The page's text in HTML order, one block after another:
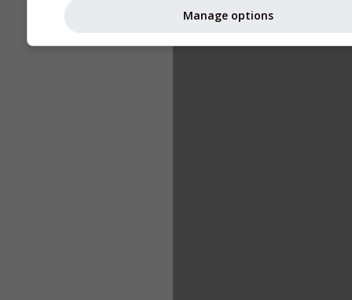
Manage options